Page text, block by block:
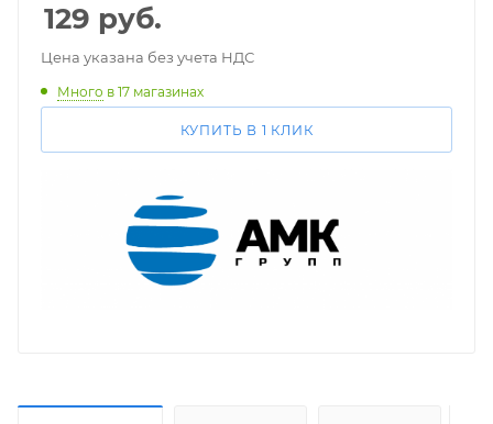
129 руб.
Цена указана без учета НДС
Много в 17 магазинах
КУПИТЬ В 1 КЛИК